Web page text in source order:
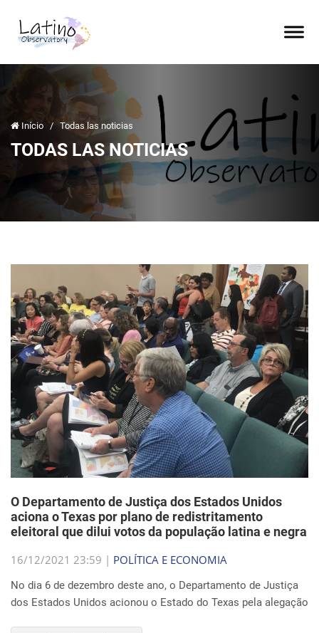
Início / Todas las noticias
TODAS LAS NOTICIAS
O Departamento de Justiça dos Estados Unidos
aciona o Texas por plano de redistritamento
eleitoral que dilui votos da população latina e negra
16/12/2021 23:59 | POLÍTICA E ECONOMIA
No dia 6 de dezembro deste ano, o Departamento de Justiça
dos Estados Unidos acionou o Estado do Texas pela alegação